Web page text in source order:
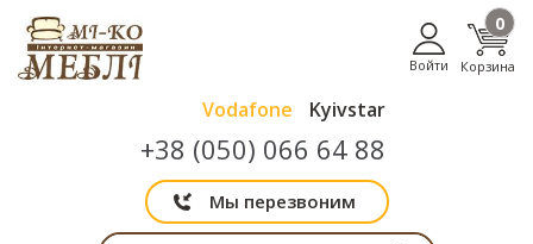
Vodafone Kyivstar
+38 (050) 066 64 88
Мы перезвоним
Войти Корзина
0